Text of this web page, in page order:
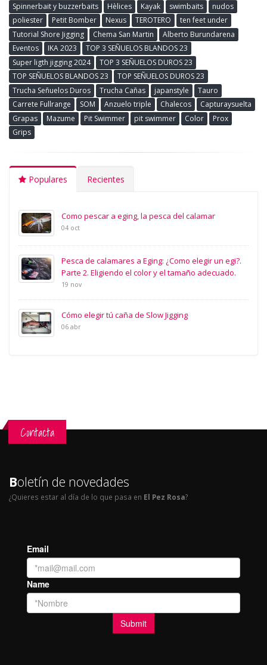
Spinnerbait y buzzerbaits
Hèlices Kayak swimbaits
nudos
poliester
Petit Bomber Nexus TEROTERO
ten feet under
Tutorial Shore Jigging
Chema San Martin
Alberto Burundarena
Eventos
IKA 2023
TOP 3 SEÑUELOS BLANDOS 23
Super ligth jigging 2024
TOP 3 SEÑUELOS DUROS 23
TOP SEÑUELOS BLANDOS 23
TOP SEÑUELOS DUROS 23
Trucha Señuelos Duros
Trucha Cañas japanstyle
Tauro
Carrete Fullrange
SOM Anzuelo triple Chalecos
Capturaysuelta
Grapas
Mazume Pit Swimmer pit swimmer Color
Prox
Grips
Populares Recientes
Como pescar a eging, la pesca del calamar
04 oct
Pesca de calamares a Eging: ¿Como elegir un egi?.
Parte 2. Eligiendo el color y el tamaño adecuado.
19 nov
Cómo elegir tú caña de Slow Jigging
06 abr
Contacta
Boletín de novedades
¿Quieres estar al día de lo que pasa en El Pez Rosa?